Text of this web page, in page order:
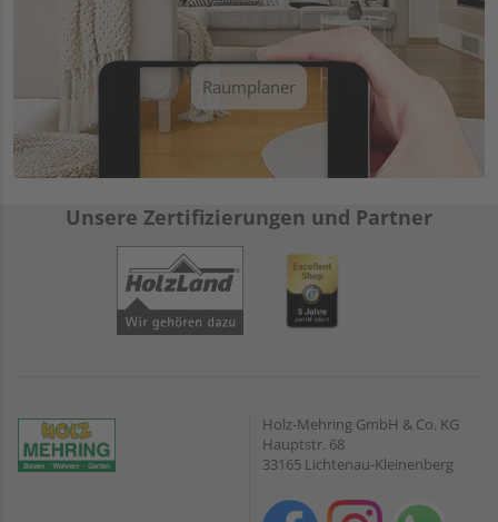
Raumplaner
Unsere Zertifizierungen und Partner
Holz-Mehring GmbH & Co. KG
Hauptstr. 68
33165 Lichtenau-Kleinenberg